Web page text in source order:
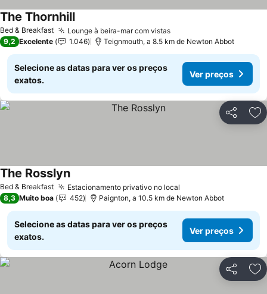
Bed & Breakfast Lounge à beira-mar com vistas
The Thornhill
9,2 Excelente 1.046 Teignmouth, a 8.5 km de Newton Abbot
Selecione as datas para ver os preços
exatos.
Ver preços
Partilhar
Bed & Breakfast Estacionamento privativo no local
The Rosslyn
8,3 Muito boa 452 Paignton, a 10.5 km de Newton Abbot
Selecione as datas para ver os preços
exatos.
Ver preços
Partilhar